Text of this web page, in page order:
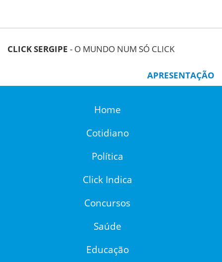
CLICK SERGIPE - O MUNDO NUM SÓ CLICK
APRESENTAÇÃO
Home
Cotidiano
Política
Click Indica
Concursos
Saúde
Educação